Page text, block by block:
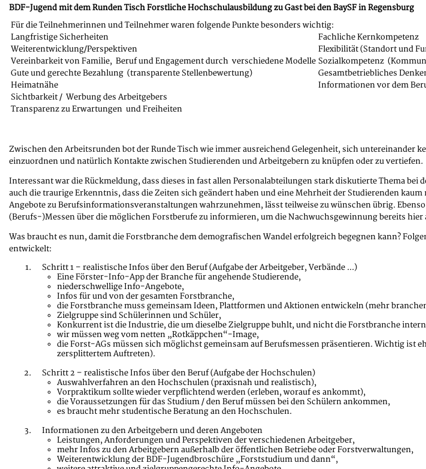
BDF-Jugend mit dem Runden Tisch Forstliche Hochschulausbildung zu Gast bei den BaySF in Regensburg
Für die Teilnehmerinnen und Teilnehmer waren folgende Punkte besonders wichtig:
Langfristige Sicherheiten
Fachliche Kernkompetenz
Weiterentwicklung/Perspektiven
Flexibilität (Standort und
Vereinbarkeit von Familie, Beruf und Engagement durch verschiedene Modelle Sozialkompetenz
Gute und gerechte Bezahlung (transparente Stellenbewertung)
Gesamtbetriebliches
Heimatnähe
Informationen vor dem
Sichtbarkeit / Werbung des Arbeitgebers
Transparenz zu Erwartungen und Freiheiten
Zwischen den Arbeitsrunden bot der Runde Tisch wie immer ausreichend Gelegenheit, sich untereinander
einzuordnen und natürlich Kontakte zwischen Studierenden und Arbeitgebern zu knüpfen oder zu vertiefen.
Interessant war die Rückmeldung, dass dieses in fast allen Personalabteilungen stark diskutierte Thema
auch die traurige Erkenntnis, dass die Zeiten sich geändert haben und eine Mehrheit der Studierenden
Angebote zu Berufsinformationsveranstaltungen wahrzunehmen, lässt teilweise zu wünschen übrig.
(Berufs-)Messen über die möglichen Forstberufe zu informieren, um die Nachwuchsgewinnung bereits hier
Was braucht es nun, damit die Forstbranche dem demografischen Wandel erfolgreich begegnen kann?
entwickelt:
Schritt 1 – realistische Infos über den Beruf (Aufgabe der Arbeitgeber, Verbände ...)
Eine Förster-Info-App der Branche für angehende Studierende,
niederschwellige Info-Angebote,
Infos für und von der gesamten Forstbranche,
die Forstbranche muss gemeinsam Ideen, Plattformen und Aktionen entwickeln (mehr
Zielgruppe sind Schülerinnen und Schüler,
Konkurrent ist die Industrie, die um dieselbe Zielgruppe buhlt, und nicht die Forstbranche
wir müssen weg vom netten „Rotkäppchen“-Image,
die Forst-AGs müssen sich möglichst gemeinsam auf Berufsmessen präsentieren. Wichtig ist
zersplittertem Auftreten).
Schritt 2 – realistische Infos über den Beruf (Aufgabe der Hochschulen)
Auswahlverfahren an den Hochschulen (praxisnah und realistisch),
Vorpraktikum sollte wieder verpflichtend werden (erleben, worauf es ankommt),
die Voraussetzungen für das Studium / den Beruf müssen bei den Schülern ankommen,
es braucht mehr studentische Beratung an den Hochschulen.
Informationen zu den Arbeitgebern und deren Angeboten
Leistungen, Anforderungen und Perspektiven der verschiedenen Arbeitgeber,
mehr Infos zu den Arbeitgebern außerhalb der öffentlichen Betriebe oder Forstverwaltungen,
Weiterentwicklung der BDF-Jugendbroschüre „Forststudium und dann“,